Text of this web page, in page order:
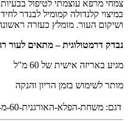
צמחי מרפא עוצמתי לטיפול
במיצוי קלנדולה קמומיל לבנדר
ושיקום העור. מומלץ כעזרה
נבדק דרמטולוגית – מתאים לעור
מגיע באריזה אישית של 60 מ"ל
מותר לשימוש בזמן הריון והנקה
דגם: משחת-הפלא-האורגנית-60-מ-ל